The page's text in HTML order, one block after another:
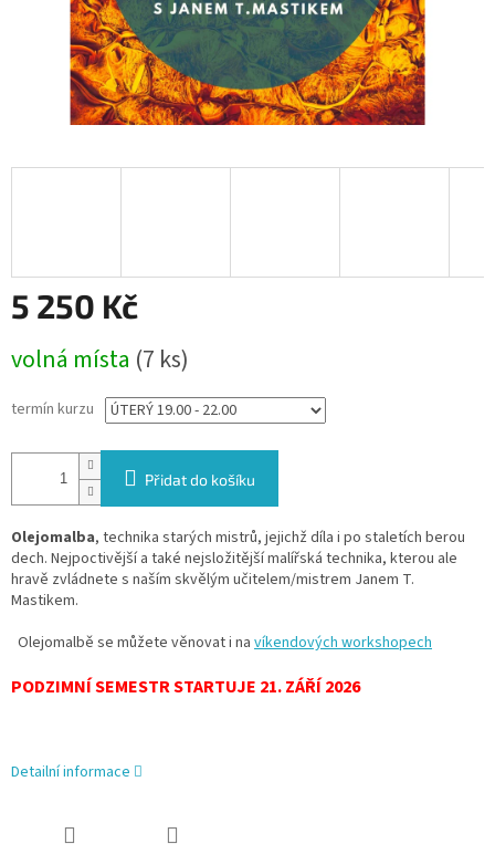
5 250 Kč
cena:
volná místa (7 ks)
termín kurzu
Přidat do košíku
Olejomalba, technika starých mistrů, jejichž díla i po staletích berou
dech. Nejpoctivější a také nejsložitější malířská technika, kterou ale
hravě zvládnete s naším skvělým učitelem/mistrem Janem T.
Mastikem.
Olejomalbě se můžete věnovat i na víkendových workshopech
PODZIMNÍ SEMESTR STARTUJE 21. ZÁŘÍ 2026
Detailní informace